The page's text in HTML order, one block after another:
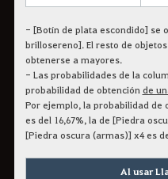
- [Botín de plata escondido] se
brillosereno]. El resto de
obtenerse a mayores.
- Las probabilidades de la
probabilidad de obtención de
Por ejemplo, la probabilidad
es del 16,67%, la de [Piedra
[Piedra oscura (armas)] x4 es
Al usar